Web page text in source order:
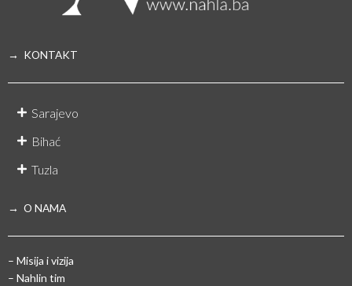
→ KONTAKT
Sarajevo
Bihać
Tuzla
→ O NAMA
– Misija i vizija
– Nahlin tim